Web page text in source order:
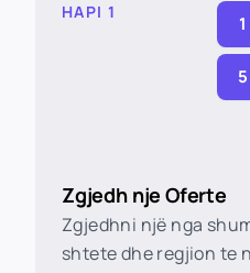
HAPI 1
Zgjedh nje Oferte
Zgjedhni një nga
shtete dhe regjion te